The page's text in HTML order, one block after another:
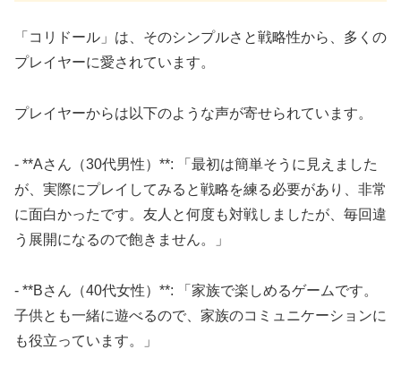
「コリドール」は、そのシンプルさと戦略性から、多くの
プレイヤーに愛されています。
プレイヤーからは以下のような声が寄せられています。
- **Aさん（30代男性）**: 「最初は簡単そうに見えました
が、実際にプレイしてみると戦略を練る必要があり、非常
に面白かったです。友人と何度も対戦しましたが、毎回違
う展開になるので飽きません。」
- **Bさん（40代女性）**: 「家族で楽しめるゲームです。
子供とも一緒に遊べるので、家族のコミュニケーションに
も役立っています。」